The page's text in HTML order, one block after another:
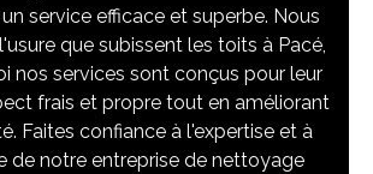
service efficace et superbe. Nous
que subissent les toits à Pacé,
nos services sont conçus pour leur
frais et propre tout en améliorant
Faites confiance à l'expertise et à
de notre entreprise de nettoyage